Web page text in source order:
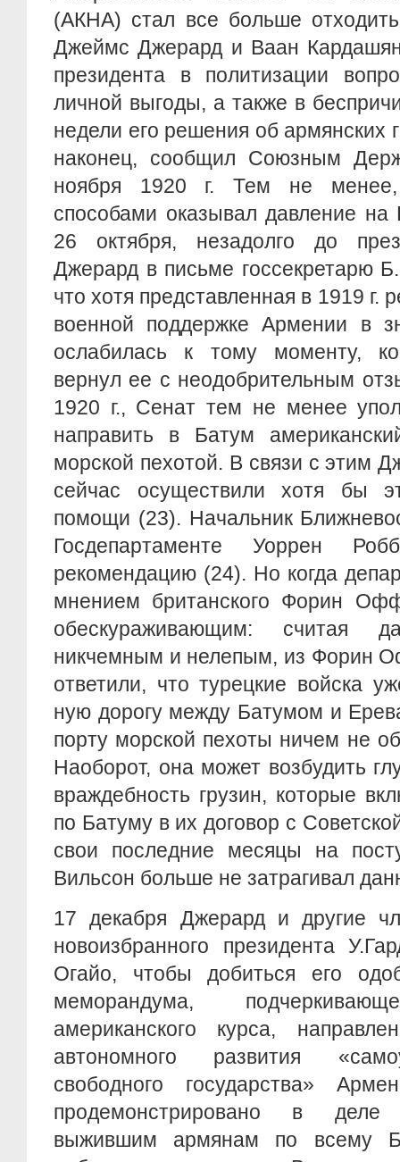
(АКНА) стал все больше
Джеймс Джерард и Ваан
президента в политизации
личной выгоды, а также в
недели его решения об армянских
наконец, сообщил Союзным
ноября 1920 г. Тем не
способами оказывал давление
26 октября, незадолго до
Джерард в письме госсекретарю
что хотя представленная в 1919 г.
военной поддержке Армении в
ослабилась к тому моменту,
вернул ее с неодобрительным
1920 г., Сенат тем не менее
направить в Батум
морской пехотой. В связи с этим
сейчас осуществили хотя бы
помощи (23). Начальник
Госдепартаменте Уоррен
рекомендацию (24). Но когда
мнением британского Форин
обескураживающим: считая
никчемным и нелепым, из Форин
ответили, что турецкие войска
ную дорогу между Батумом и
порту морской пехоты ничем не
Наоборот, она может возбудить
враждебность грузин, которые
по Батуму в их договор с
свои последние месяцы на
Вильсон больше не затрагивал
17 декабря Джерард и другие
новоизбранного президента
Огайо, чтобы добиться его
меморандума,
американского курса,
автономного развития
свободного государства»
продемонстрировано в
выжившим армянам по всему